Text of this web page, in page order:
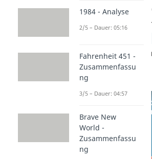
Othello
nicht die einzige
mehr über das
Macbeth.
1984 - Analyse
2/5 – Dauer: 05:16
Fahrenheit 451 -
Zusammenfassu
ng
3/5 – Dauer: 04:57
Brave New
World -
Zusammenfassu
ng